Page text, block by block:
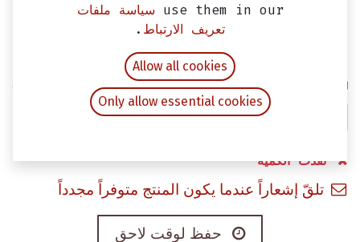
عتب سيمفوني SYM (طقم)
شامل ضريبة القيمة المضافة
لون
نفدت الكمية
تلقّ إشعاراً عندما يكون المنتج متوفراً مجدداً
use them in our سياسة ملفات
تعريف الارتباط .
Allow all cookies
Only allow essential cookies